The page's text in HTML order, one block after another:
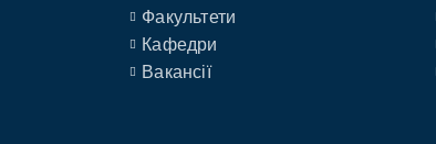
Факультети
Кафедри
Вакансії